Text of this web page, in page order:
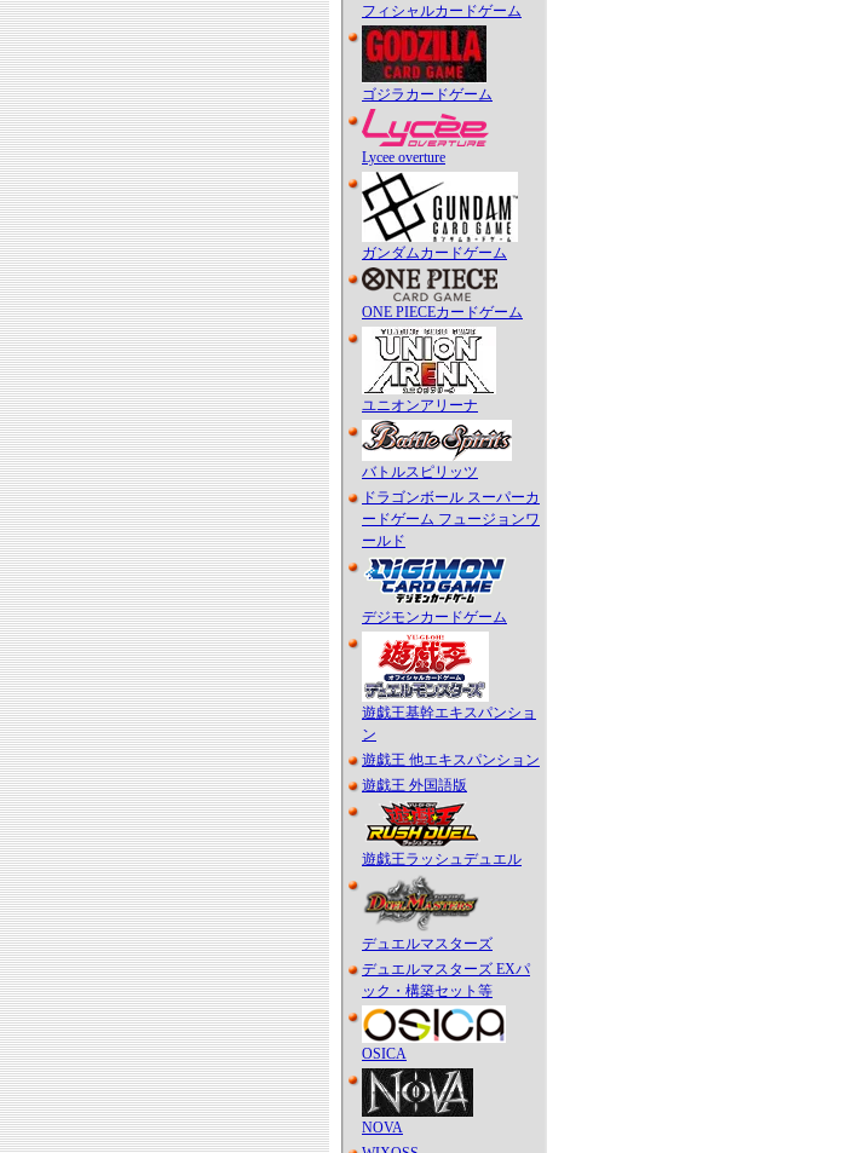
フィシャルカードゲーム
ゴジラカードゲーム
Lycee overture
ガンダムカードゲーム
ONE PIECEカードゲーム
ユニオンアリーナ
バトルスピリッツ
ドラゴンボール スーパーカ
ードゲーム フュージョンワ
ールド
デジモンカードゲーム
遊戯王基幹エキスパンショ
ン
遊戯王 他エキスパンション
遊戯王 外国語版
遊戯王ラッシュデュエル
デュエルマスターズ
デュエルマスターズ EXパ
ック・構築セット等
OSICA
NOVA